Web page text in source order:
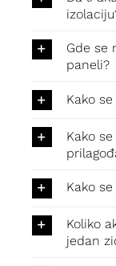
Gde se
paneli?
Kako
Kako
Kako
Koliko
jedan